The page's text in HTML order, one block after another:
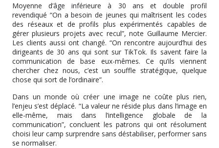
Moyenne d’âge inférieure à 30 ans et double profil
revendiqué “On a besoin de jeunes qui maîtrisent les codes
des réseaux et de profils plus expérimentés capables de
gérer plusieurs projets avec recul”, note Guillaume Mercier.
Les clients aussi ont changé. “On rencontre aujourd’hui des
dirigeants de 30 ans qui sont sur TikTok. Ils savent faire la
communication de base eux-mêmes. Ce qu’ils viennent
chercher chez nous, c’est un souffle stratégique, quelque
chose qui sort de l’ordinaire”.
Dans un monde où créer une image ne coûte plus rien,
l’enjeu s’est déplacé. “La valeur ne réside plus dans l’image en
elle-même, mais dans l’intelligence globale de la
communication”, concluent les patrons qui ont résolument
choisi leur camp surprendre sans déstabiliser, performer sans
se normaliser.